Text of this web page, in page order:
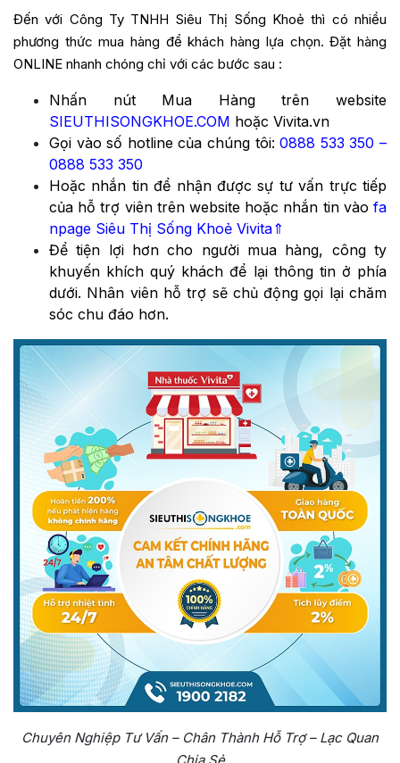
Đến với Công Ty TNHH Siêu Thị Sống Khoẻ thì có nhiều
phương thức mua hàng để khách hàng lựa chọn. Đặt hàng
ONLINE nhanh chóng chỉ với các bước sau :
Nhấn nút Mua Hàng trên website
SIEUTHISONGKHOE.COM hoặc Vivita.vn
Gọi vào số hotline của chúng tôi:0888 533 350 –
0888 533 350
Hoặc nhắn tin để nhận được sự tư vấn trực tiếp
của hỗ trợ viên trên website hoặc nhắn tin vào fa
npage Siêu Thị Sống Khoẻ Vivita⇑
Để tiện lợi hơn cho người mua hàng, công ty
khuyến khích quý khách để lại thông tin ở phía
dưới. Nhân viên hỗ trợ sẽ chủ động gọi lại chăm
sóc chu đáo hơn.
Chuyên Nghiệp Tư Vấn – Chân Thành Hỗ Trợ – Lạc Quan